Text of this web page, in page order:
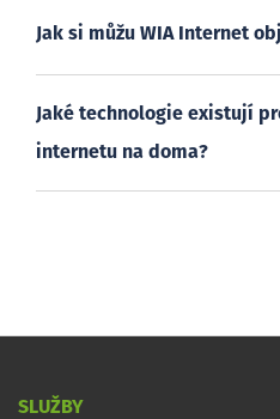
Jak si můžu WIA Internet
Jaké technologie existují
internetu na doma?
SLUŽBY